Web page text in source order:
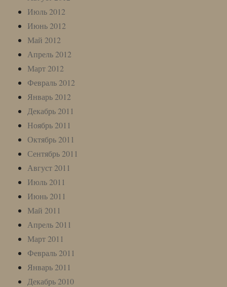
Июль 2012
Июнь 2012
Май 2012
Апрель 2012
Март 2012
Февраль 2012
Январь 2012
Декабрь 2011
Ноябрь 2011
Октябрь 2011
Сентябрь 2011
Август 2011
Июль 2011
Июнь 2011
Май 2011
Апрель 2011
Март 2011
Февраль 2011
Январь 2011
Декабрь 2010